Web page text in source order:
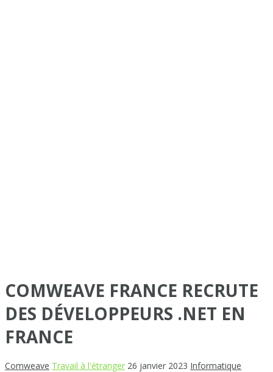
COMWEAVE FRANCE RECRUTE
DES DÉVELOPPEURS .NET EN
FRANCE
Comweave Travail à l'étranger 26 janvier 2023 Informatique